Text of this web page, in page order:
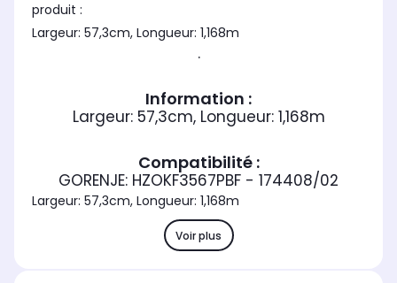
produit :
Largeur: 57,3cm, Longueur: 1,168m
.
Information :
Largeur: 57,3cm, Longueur: 1,168m
Compatibilité :
GORENJE: HZOKF3567PBF - 174408/02
Largeur: 57,3cm, Longueur: 1,168m
Voir plus